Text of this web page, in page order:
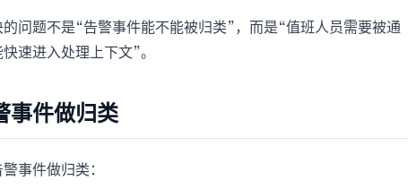
问题不是“告警事件能不能被归类”，而是“值班人员需要被通
速进入处理上下文”。
事件做归类
事件做归类：